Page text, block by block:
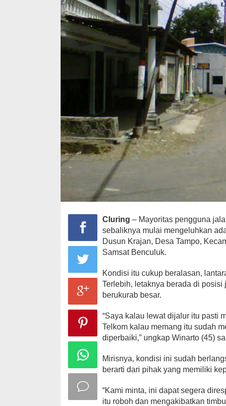
Cluring – Mayoritas pengguna
sebaliknya mulai mengeluhkan
Dusun Krajan, Desa Tampo,
Samsat Benculuk.
Kondisi itu cukup beralasan,
Terlebih, letaknya berada di
berukurab besar.
“Saya kalau lewat dijalur itu pasti
Telkom kalau memang itu sudah
diperbaiki,” ungkap Winarto (45)
Mirisnya, kondisi ini sudah
berarti dari pihak yang memiliki
“Kami minta, ini dapat segera
itu roboh dan mengakibatkan